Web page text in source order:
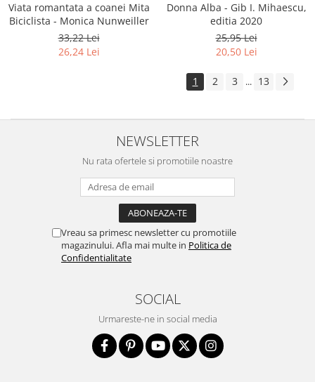
Viata romantata a coanei Mita
Biciclista - Monica Nunweiller
33,22 Lei
26,24 Lei
Donna Alba - Gib I. Mihaescu,
editia 2020
25,95 Lei
20,50 Lei
1 2 3 ... 13
NEWSLETTER
Nu rata ofertele si promotiile noastre
Vreau sa primesc newsletter cu promotiile
magazinului. Afla mai multe in Politica de
Confidentialitate
SOCIAL
Urmareste-ne in social media